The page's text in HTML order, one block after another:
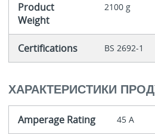
Product
Weight
2100 g
Certifications BS 2692-1
ХАРАКТЕРИСТИКИ
Amperage Rating 45 A